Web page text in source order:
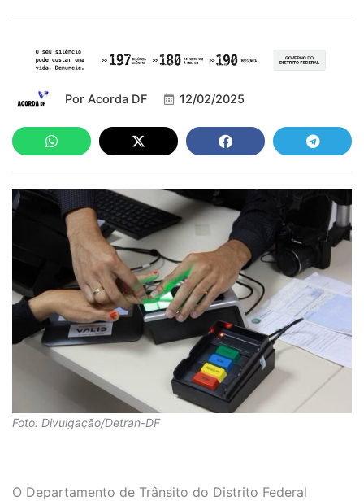
Por Acorda DF 12/02/2025
Foto: Divulgação/Detran-DF
O Departamento de Trânsito do Distrito Federal